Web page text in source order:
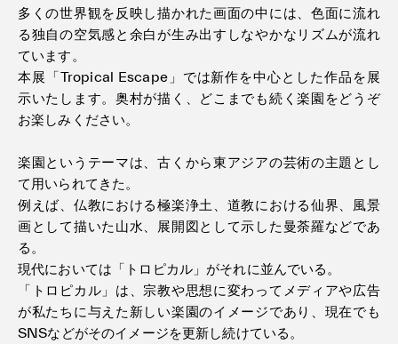
多くの世界観を反映し描かれた画面の中には、色面に流れ
る独自の空気感と余白が生み出すしなやかなリズムが流れ
ています。
本展「Tropical Escape」では新作を中心とした作品を展
示いたします。奥村が描く、どこまでも続く楽園をどうぞ
お楽しみください。
楽園というテーマは、古くから東アジアの芸術の主題とし
て用いられてきた。
例えば、仏教における極楽浄土、道教における仙界、風景
画として描いた山水、展開図として示した曼荼羅などであ
る。
現代においては「トロピカル」がそれに並んでいる。
「トロピカル」は、宗教や思想に変わってメディアや広告
が私たちに与えた新しい楽園のイメージであり、現在でも
SNSなどがそのイメージを更新し続けている。